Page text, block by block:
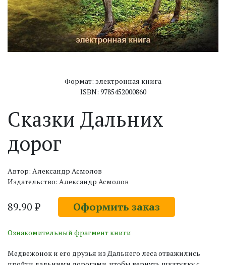
Формат: электронная книга
ISBN: 9785452000860
Сказки Дальних
дорог
Автор: Александр Асмолов
Издательство: Александр Асмолов
89.90 ₽ Оформить заказ
Ознакомительный фрагмент книги
Медвежонок и его друзья из Дальнего леса отважились